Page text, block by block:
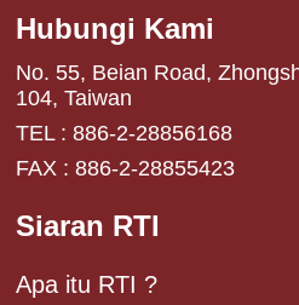
Hubungi Kami
No. 55, Beian Road,
104, Taiwan
TEL : 886-2-28856168
FAX : 886-2-28855423
Siaran RTI
Apa itu RTI ?